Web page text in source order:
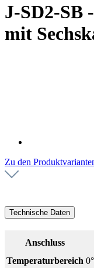
J-SD2-SB
mit
Zu den
Technische Daten
Anschluss
Temperaturbereich